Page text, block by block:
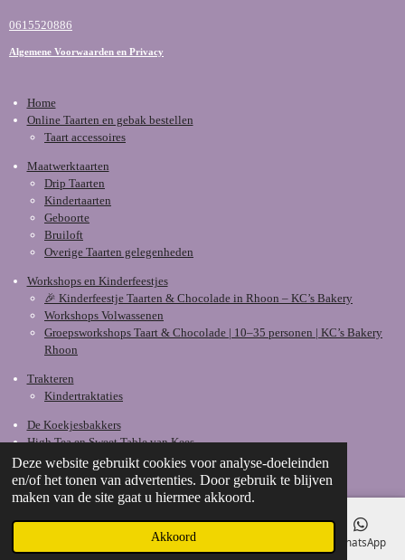
Deze website gebruikt cookies voor analyse-doeleinden
en/of het tonen van advertenties. Door gebruik te blijven
maken van de site gaat u hiermee akkoord.
Akkoord
0615520886
Algemene Voorwaarden en Privacy
Home
Online Taarten en gebak bestellen
Taart accessoires
Maatwerktaarten
Drip Taarten
Kindertaarten
Geboorte
Bruiloft
Overige Taarten gelegenheden
Workshops en Kinderfeestjes
🎉 Kinderfeestje Taarten & Chocolade in Rhoon – KC’s Bakery
Workshops Volwassenen
Groepsworkshops Taart & Chocolade | 10–35 personen | KC’s Bakery
Rhoon
Trakteren
Kindertraktaties
De Koekjesbakkers
High Tea en Sweet Table van Kees
© 2016 - 2026 KC's Bakery
Telefoonnummer WhatsApp